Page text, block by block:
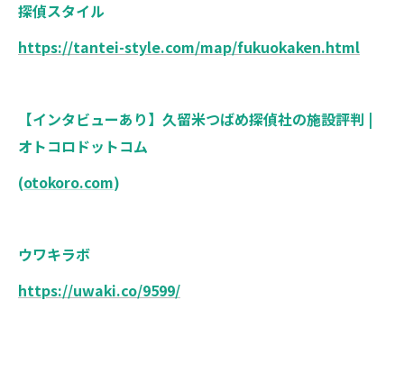
探偵スタイル
https://tantei-style.com/map/fukuokaken.html
【インタビューあり】久留米つばめ探偵社の施設評判 |
オトコロドットコム
(otokoro.com)
ウワキラボ
https://uwaki.co/9599/